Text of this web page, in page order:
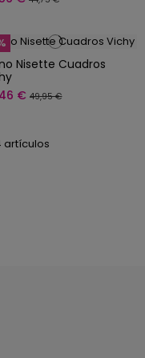
Nisette Cuadros
€49,95 €
artículos